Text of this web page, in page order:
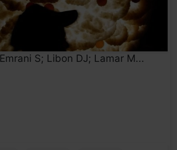
Emrani S; Libon DJ; Lamar M...